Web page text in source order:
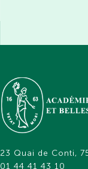
23 Quai de Conti,
01 44 41 43 10